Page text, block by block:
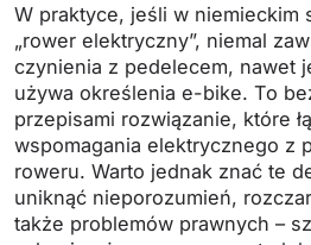
W praktyce, jeśli w niemieckim
„rower elektryczny”, niemal
czynienia z pedelecem, nawet
używa określenia e-bike. To
przepisami rozwiązanie, które
wspomagania elektrycznego z
roweru. Warto jednak znać te
uniknąć nieporozumień,
także problemów prawnych –